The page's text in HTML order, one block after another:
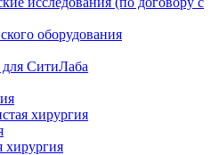
оборудования
для СитиЛаба
хирургия
хирургия